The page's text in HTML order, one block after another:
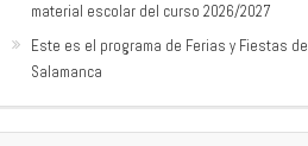
material escolar del curso 2026/2027
Este es el programa de Ferias y Fiestas de
Salamanca